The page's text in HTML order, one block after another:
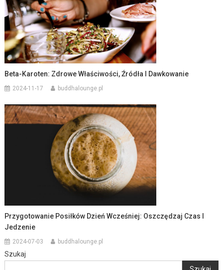
Beta-Karoten: Zdrowe Właściwości, Źródła I Dawkowanie
2024-11-17 buddhalounge.pl
Przygotowanie Posiłków Dzień Wcześniej: Oszczędzaj Czas I
Jedzenie
2024-07-03 buddhalounge.pl
Szukaj